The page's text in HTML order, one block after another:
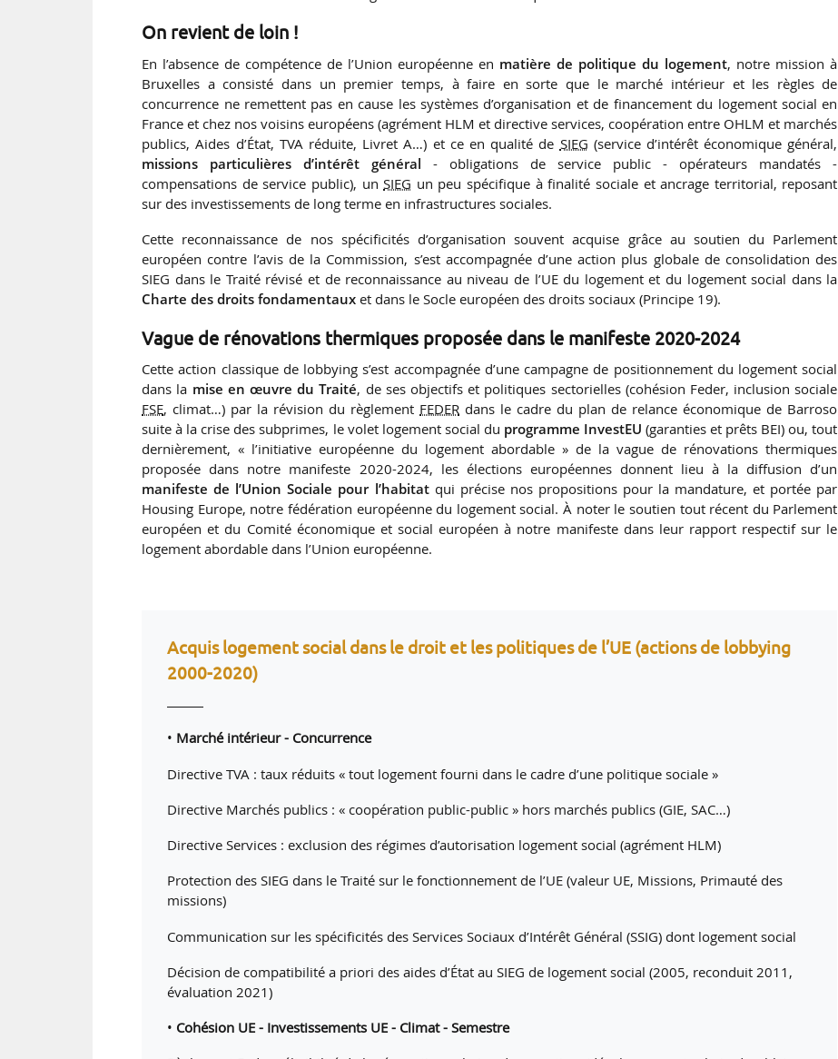
On revient de loin !
En l’absence de compétence de l’Union européenne en matière de politique du logement, notre mission à
Bruxelles a consisté dans un premier temps, à faire en sorte que le marché intérieur et les règles de
concurrence ne remettent pas en cause les systèmes d’organisation et de financement du logement social en
France et chez nos voisins européens (agrément HLM et directive services, coopération entre OHLM et marchés
publics, Aides d’État, TVA réduite, Livret A…) et ce en qualité de SIEG (service d’intérêt économique général,
missions particulières d’intérêt général - obligations de service public - opérateurs mandatés -
compensations de service public), unSIEG un peu spécifique à finalité sociale et ancrage territorial, reposant
sur des investissements de long terme en infrastructures sociales.
Cette reconnaissance de nos spécificités d’organisation souvent acquise grâce au soutien du Parlement
européen contre l’avis de la Commission, s’est accompagnée d’une action plus globale de consolidation des
SIEG dans le Traité révisé et de reconnaissance au niveau de l’UE du logement et du logement social dans la
Charte des droits fondamentaux et dans le Socle européen des droits sociaux (Principe 19).
Vague de rénovations thermiques proposée dans le manifeste 2020-2024
Cette action classique de lobbying s’est accompagnée d’une campagne de positionnement du logement social
dans la mise en œuvre du Traité, de ses objectifs et politiques sectorielles (cohésion Feder, inclusion sociale
FSE, climat…) par la révision du règlement FEDER dans le cadre du plan de relance économique de Barroso
suite à la crise des subprimes, le volet logement social du programme InvestEU (garanties et prêts BEI) ou, tout
dernièrement, « l’initiative européenne du logement abordable » de la vague de rénovations thermiques
proposée dans notre manifeste 2020-2024, les élections européennes donnent lieu à la diffusion d’un
manifeste de l’Union Sociale pour l’habitatqui précise nos propositions pour la mandature, et portée par
Housing Europe, notre fédération européenne du logement social. À noter le soutien tout récent du Parlement
européen et du Comité économique et social européen à notre manifeste dans leur rapport respectif sur le
logement abordable dans l’Union européenne.
Acquis logement social dans le droit et les politiques de l’UE (actions de lobbying
2000-2020)
• Marché intérieur - Concurrence
Directive TVA : taux réduits « tout logement fourni dans le cadre d’une politique sociale »
Directive Marchés publics : « coopération public-public » hors marchés publics (GIE, SAC…)
Directive Services : exclusion des régimes d’autorisation logement social (agrément HLM)
Protection des SIEG dans le Traité sur le fonctionnement de l’UE (valeur UE, Missions, Primauté des
missions)
Communication sur les spécificités des Services Sociaux d’Intérêt Général (SSIG) dont logement social
Décision de compatibilité a priori des aides d’État au SIEG de logement social (2005, reconduit 2011,
évaluation 2021)
• Cohésion UE - Investissements UE - Climat - Semestre